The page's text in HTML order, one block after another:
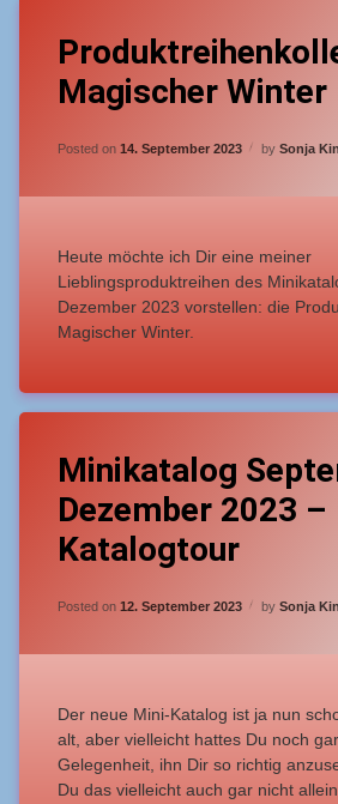
Magischer Winter
Posted on 14. September 2023 by Sonja
Heute möchte ich Dir eine meiner
Lieblingsproduktreihen des
Dezember 2023 vorstellen: die
Magischer Winter.
a
Comment
on
Produktreihenkollektion
Winter
Minikatalog
Dezember 2023 –
Katalogtour
Posted on 12. September 2023 by Sonja
Der neue Mini-Katalog ist ja nun
alt, aber vielleicht hattes Du noch
Gelegenheit, ihn Dir so richtig
Du das vielleicht auch gar nicht
Katalogbeigaben
a
Comment
on
Minikatalog
September
–
2023
Katalogtour